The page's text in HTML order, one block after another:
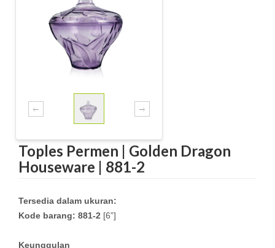
Toples Permen | Golden Dragon
Houseware | 881-2
Tersedia dalam ukuran:
Kode barang: 881-2 [6”]
Keunggulan